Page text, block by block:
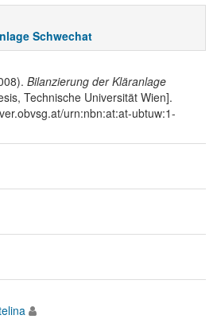
Schwechat
Bilanzierung der Kläranlage
Technische Universität Wien].
urn:nbn:at:at-ubtuw:1-